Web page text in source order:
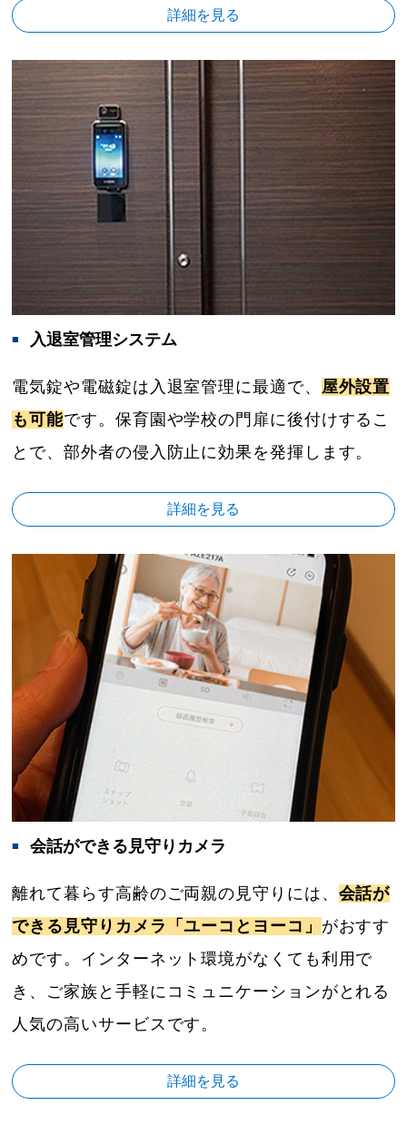
詳細を見る
入退室管理システム
電気錠や電磁錠は入退室管理に最適で、
屋外設置
も可能です。保育園や学校の門扉に後付けするこ
とで、部外者の侵入防止に効果を発揮します。
詳細を見る
会話ができる見守りカメラ
離れて暮らす高齢のご両親の見守りには、 会話が
できる見守りカメラ「ユーコとヨーコ」 がおすす
めです。インターネット環境がなくても利用で
き、ご家族と手軽にコミュニケーションがとれる
人気の高いサービスです。
詳細を見る